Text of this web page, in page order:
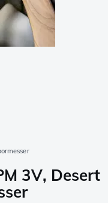
3V, Desert